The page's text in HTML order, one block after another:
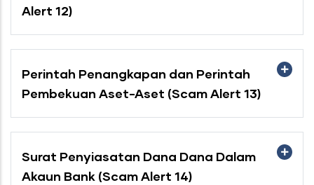
Alert 12)
Perintah Penangkapan dan Perintah
Pembekuan Aset-Aset (Scam Alert 13)
Surat Penyiasatan Dana Dana Dalam
Akaun Bank (Scam Alert 14)